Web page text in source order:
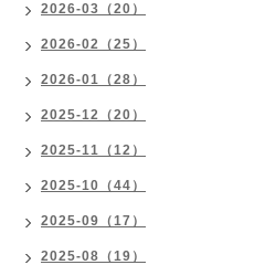
2026-03（20）
2026-02（25）
2026-01（28）
2025-12（20）
2025-11（12）
2025-10（44）
2025-09（17）
2025-08（19）